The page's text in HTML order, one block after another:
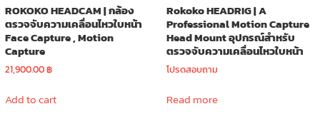
ROKOKO HEADCAM | กล้อง
ตรวจจับความเคลื่อนไหวใบหน้า
Face Capture , Motion
Capture
21,900.00฿
Add to cart
Rokoko HEADRIG | A
Professional Motion Capture
Head Mount อุปกรณ์สำหรับ
ตรวจจับความเคลื่อนไหวใบหน้า
โปรดสอบถาม
Read more